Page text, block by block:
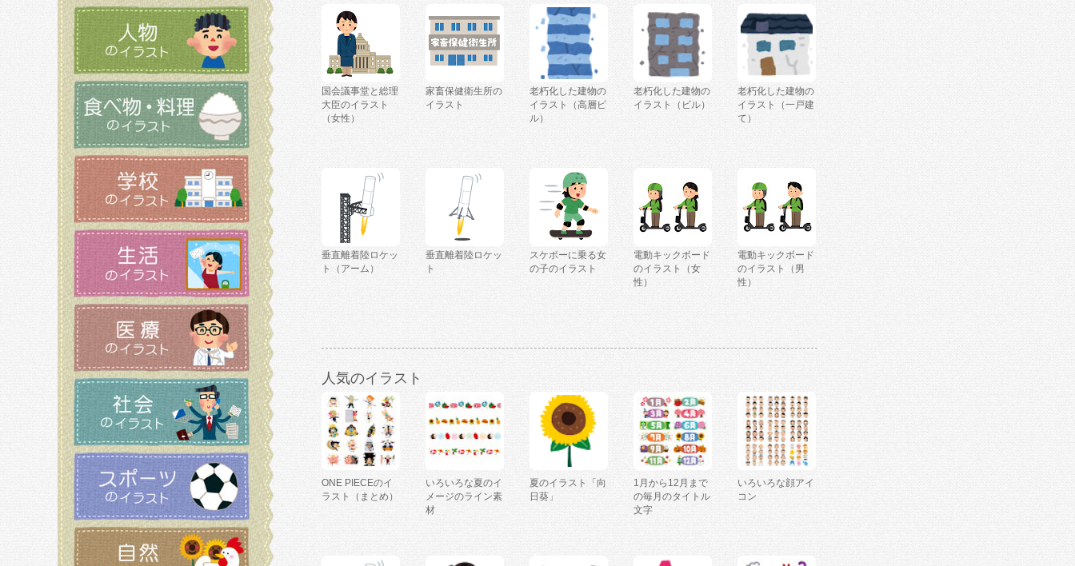
国会議事堂と総理
大臣のイラスト
（女性）
家畜保健衛生所の
イラスト
老朽化した建物の
イラスト（高層ビ
ル）
老朽化した建物の
イラスト（ビル）
老朽化した建物の
イラスト（一戸建
て）
垂直離着陸ロケッ
ト（アーム）
垂直離着陸ロケッ
ト
スケボーに乗る女
の子のイラスト
電動キックボード
のイラスト（女
性）
電動キックボード
のイラスト（男
性）
人気のイラスト
ONE PIECEのイ
ラスト（まとめ）
いろいろな夏のイ
メージのライン素
材
夏のイラスト「向
日葵」
1月から12月まで
の毎月のタイトル
文字
いろいろな顔アイ
コン